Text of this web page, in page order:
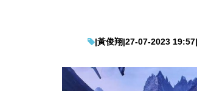
|黃俊翔|27-07-2023 19:57|